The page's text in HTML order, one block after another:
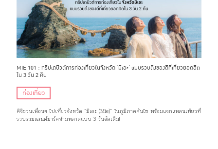
MIE 101 : ทริปเดบิวต์การท่องเที่ยวในจังหวัด ‘มิเอะ’ แบบรวบตึงของดีที่เที่ยวยอดฮิต
ใน 3 วัน 2 คืน
ท่องเที่ยว
คิจิชวนเพื่อนๆ ไปเที่ยวจังหวัด “มิเอะ (Mie)“ ในภูมิภาคคันไซ พร้อมแจกแพลนเที่ยวที่
รวบรวมแลนด์มาร์คห้ามพลาดแบบ 3 วันจัดเต็ม!